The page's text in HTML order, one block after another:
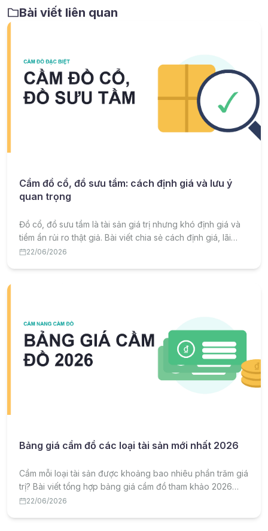
Bài viết liên quan
Cầm đồ cổ, đồ sưu tầm: cách định giá và lưu ý
quan trọng
Đồ cổ, đồ sưu tầm là tài sản giá trị nhưng khó định giá và
tiềm ẩn rủi ro thật giả. Bài viết chia sẻ cách định giá, lãi
suất và lưu ý quan trọng khi cầm đồ cổ, đồ sưu tầm.
22/06/2026
Bảng giá cầm đồ các loại tài sản mới nhất 2026
Cầm mỗi loại tài sản được khoảng bao nhiêu phần trăm giá
trị? Bài viết tổng hợp bảng giá cầm đồ tham khảo 2026
theo từng loại tài sản và lưu ý để cầm được giá tốt.
22/06/2026